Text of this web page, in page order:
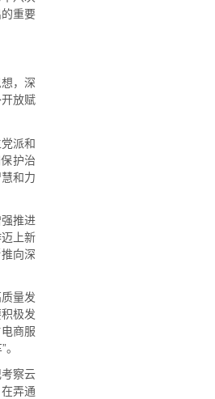
重要
，深
放赋
派和
护治
和力
推进
上新
向深
量发
极发
商服
察云
弄通